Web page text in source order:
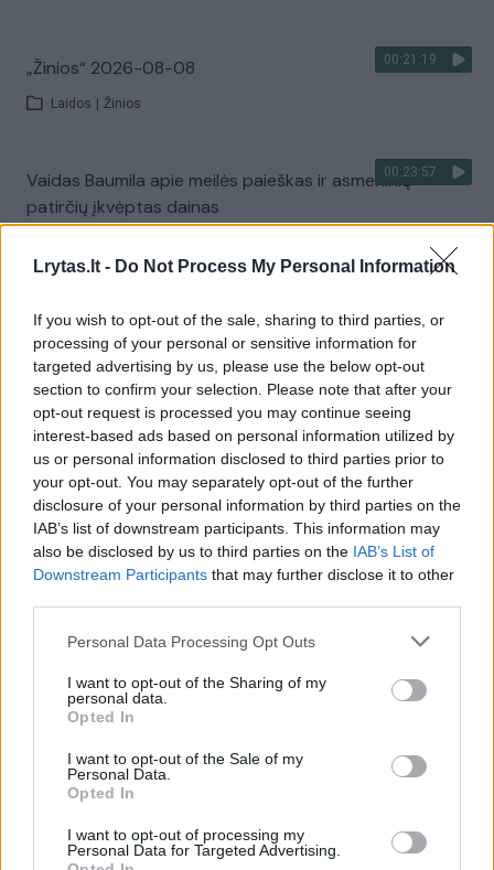
Lrytas.lt - Do Not Process My Personal Information
If you wish to opt-out of the sale, sharing to third parties, or
processing of your personal or sensitive information for
targeted advertising by us, please use the below opt-out
section to confirm your selection. Please note that after your
opt-out request is processed you may continue seeing
interest-based ads based on personal information utilized by
us or personal information disclosed to third parties prior to
your opt-out. You may separately opt-out of the further
disclosure of your personal information by third parties on the
IAB’s list of downstream participants. This information may
also be disclosed by us to third parties on the IAB’s List of
Downstream Participants that may further disclose it to other
Personal Data Processing Opt Outs
I want to opt-out of the Sharing of my
personal data.
Opted In
I want to opt-out of the Sale of my
Personal Data.
Opted In
I want to opt-out of processing my
Personal Data for Targeted Advertising.
00:21:19
„Žinios“ 2026-08-08
Laidos Žinios
00:23:57
Vaidas Baumila apie meilės paieškas ir asmeninių
patirčių įkvėptas dainas
00:00:40
Dronai Vokietijoje kelia vis daugiau klausimų: du
pastebėti virš karinės bazės
Žinios Pasaulis
Visi įrašai
Žiūrimiausi įrašai
Vaizdai iš tragiškos avarijos Vilniaus r.: dviejų moterų ir
Žinios | Lietuvos diena
00:00:57
Savaitės vidurys nusimato karštas: temperatūra kils iki
32 laipsnių šilumos
Žinios | Orai